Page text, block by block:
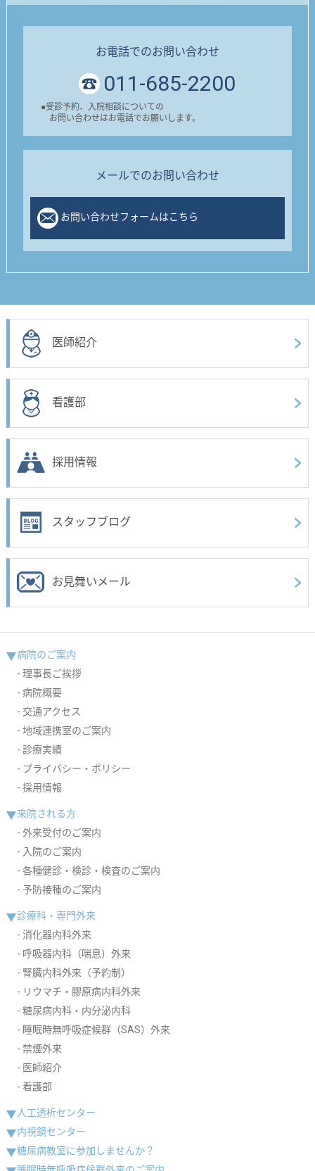
お電話でのお問い合わせ
011-685-2200
●受診予約、入院相談についての
お問い合わせはお電話でお願いします。
メールでのお問い合わせ
お問い合わせフォームはこちら
医師紹介
看護部
採用情報
スタッフブログ
お見舞いメール
病院のご案内
理事長ご挨拶
病院概要
交通アクセス
地域連携室のご案内
診療実績
プライバシー・ポリシー
採用情報
来院される方
外来受付のご案内
入院のご案内
各種健診・検診・検査のご案内
予防接種のご案内
診療科・専門外来
消化器内科外来
呼吸器内科（喘息）外来
腎臓内科外来（予約制）
リウマチ・膠原病内科外来
糖尿病内科・内分泌内科
睡眠時無呼吸症候群（SAS）外来
禁煙外来
医師紹介
看護部
人工透析センター
内視鏡センター
糖尿病教室に参加しませんか？